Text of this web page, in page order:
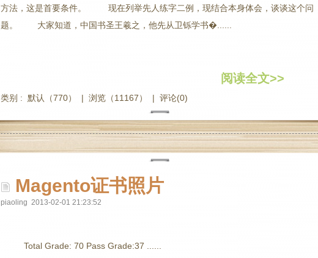
方法，这是首要条件。 现在列举先人练字二例，现结合本身体会，谈谈这个问
题。 大家知道，中国书圣王羲之，他先从卫铄学书�......
阅读全文>>
类别 : 默认 （770） | 浏览（11167） | 评论(0)
Magento证书照片
piaoling 2013-02-01 21:23:52
Total Grade: 70 Pass Grade:37 ......